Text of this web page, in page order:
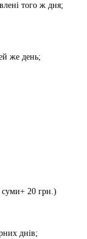
того ж дня;
же день;
суми+ 20 грн.)
днів;